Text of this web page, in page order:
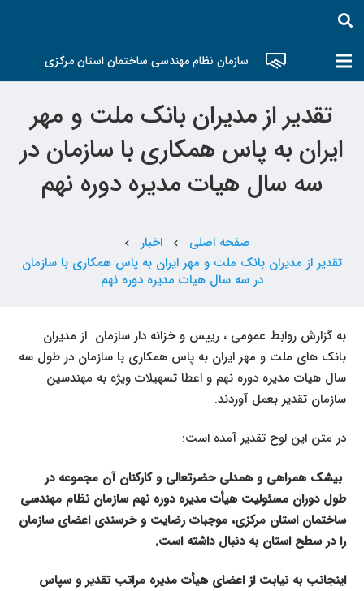
سازمان نظام مهندسی ساختمان استان مرکزی
تقدیر از مدیران بانک ملت و مهر
ایران به پاس همکاری با سازمان در
سه سال هیات مدیره دوره نهم
صفحه اصلی chevron_left اخبار chevron_left
تقدیر از مدیران بانک ملت و مهر ایران به پاس همکاری با سازمان
در سه سال هیات مدیره دوره نهم
به گزارش روابط عمومی ، رییس و خزانه دار سازمان از مدیران
بانک های ملت و مهر ایران به پاس همکاری با سازمان در طول سه
سال هیات مدیره دوره نهم و اعطا تسهیلات ویژه به مهندسین
سازمان تقدیر بعمل آوردند.
در متن این لوح تقدیر آمده است:
بی­شک همراهی و همدلی حضرتعالی و کارکنان آن مجموعه در
طول دوران مسئولیت هیأت مدیره دوره نهم سازمان نظام مهندسی
ساختمان استان مرکزی، موجبات رضایت و خرسندی اعضای سازمان
را در سطح استان به دنبال داشته است.
اینجانب به نیابت از اعضای هیأت مدیره مراتب تقدیر و سپاس